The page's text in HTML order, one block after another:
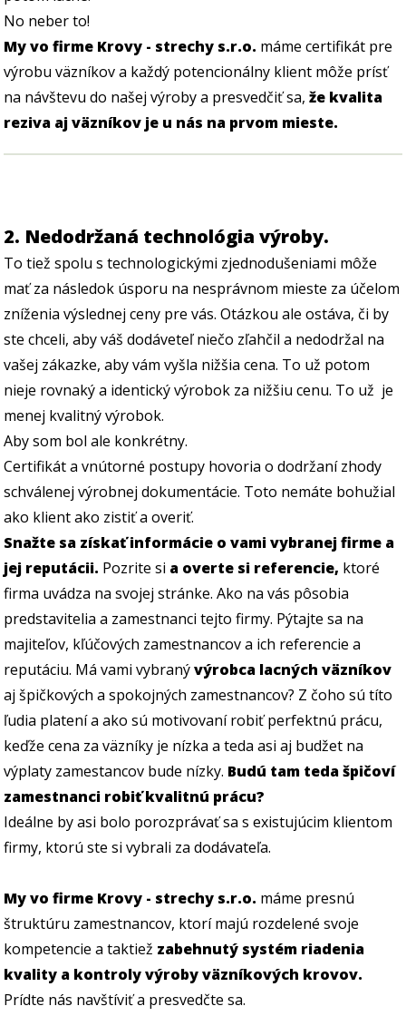
No neber to!
My vo firme Krovy - strechy s.r.o. máme certifikát pre
výrobu väzníkov a každý potencionálny klient môže prísť
na návštevu do našej výroby a presvedčiť sa,že kvalita
reziva aj väzníkov je u nás na prvom mieste.
2. Nedodržaná technológia výroby.
To tiež spolu s technologickými zjednodušeniami môže
mať za následok úsporu na nesprávnom mieste za účelom
zníženia výslednej ceny pre vás. Otázkou ale ostáva, či by
ste chceli, aby váš dodáveteľ niečo zľahčil a nedodržal na
vašej zákazke, aby vám vyšla nižšia cena. To už potom
nieje rovnaký a identický výrobok za nižšiu cenu. To už je
menej kvalitný výrobok.
Aby som bol ale konkrétny.
Certifikát a vnútorné postupy hovoria o dodržaní zhody
schválenej výrobnej dokumentácie. Toto nemáte bohužial
ako klient ako zistiť a overiť.
Snažte sa získať informácie o vami vybranej firme a
jej reputácii. Pozrite si a overte si referencie, ktoré
firma uvádza na svojej stránke. Ako na vás pôsobia
predstavitelia a zamestnanci tejto firmy. Pýtajte sa na
majiteľov, kľúčových zamestnancov a ich referencie a
reputáciu. Má vami vybranývýrobca lacných väzníkov
aj špičkových a spokojných zamestnancov? Z čoho sú títo
ľudia platení a ako sú motivovaní robiť perfektnú prácu,
keďže cena za väzníky je nízka a teda asi aj budžet na
výplaty zamestancov bude nízky. Budú tam teda špičoví
zamestnanci robiť kvalitnú prácu?
Ideálne by asi bolo porozprávať sa s existujúcim klientom
firmy, ktorú ste si vybrali za dodávateľa.
My vo firme Krovy - strechy s.r.o. máme presnú
štruktúru zamestnancov, ktorí majú rozdelené svoje
kompetencie a taktiež zabehnutý systém riadenia
kvality a kontroly výroby väzníkových krovov.
Prídte nás navštíviť a presvedčte sa.